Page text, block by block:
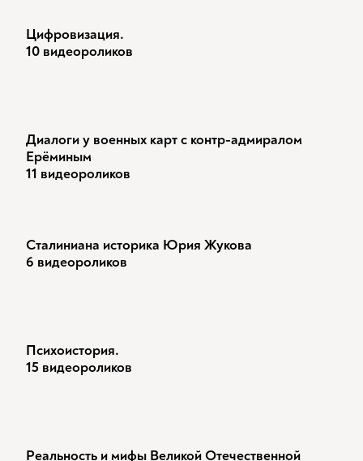
Цифровизация.
10 видеороликов
Диалоги у военных карт с контр-адмиралом
Ерёминым
11 видеороликов
Сталиниана историка Юрия Жукова
6 видеороликов
Психоистория.
15 видеороликов
Реальность и мифы Великой Отечественной